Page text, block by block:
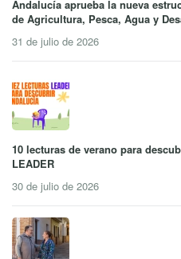
Andalucía aprueba la nueva
de Agricultura, Pesca, Agua y
31 de julio de 2026
10 lecturas de verano para
LEADER
30 de julio de 2026